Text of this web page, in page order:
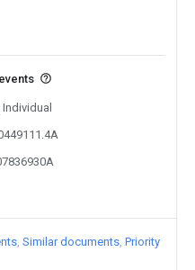
Similar documents Priority